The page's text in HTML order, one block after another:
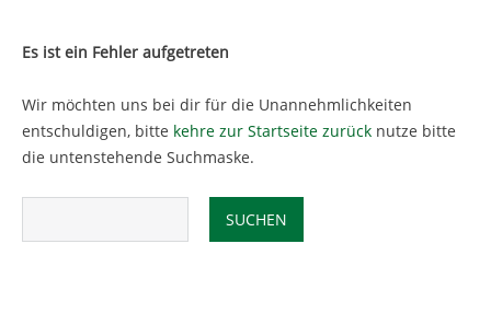
Es ist ein Fehler aufgetreten
Wir möchten uns bei dir für die Unannehmlichkeiten
entschuldigen, bitte kehre zur Startseite zurück nutze bitte
die untenstehende Suchmaske.